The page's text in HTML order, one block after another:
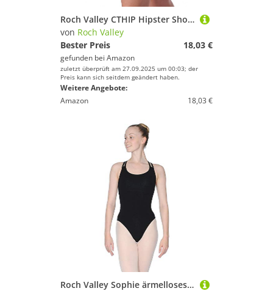
Roch Valley CTHIP Hipster Shorts Schwarz Eu 40-42 (5)
von Roch Valley
Bester Preis
18,03 €
gefunden bei Amazon
zuletzt überprüft am 27.09.2025 um 00:03; der
Preis kann sich seitdem geändert haben.
Weitere Angebote:
Amazon
18,03 €
Roch Valley Sophie ärmelloses Ballett Trikot aus Baumwolle M Schwarz